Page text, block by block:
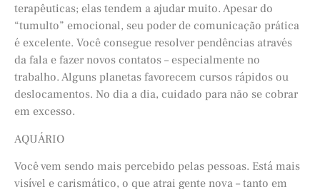
terapêuticas; elas tendem a ajudar muito. Apesar do
“tumulto” emocional, seu poder de comunicação prática
é excelente. Você consegue resolver pendências através
da fala e fazer novos contatos – especialmente no
trabalho. Alguns planetas favorecem cursos rápidos ou
deslocamentos. No dia a dia, cuidado para não se cobrar
em excesso.
AQUÁRIO
Você vem sendo mais percebido pelas pessoas. Está mais
visível e carismático, o que atrai gente nova – tanto em